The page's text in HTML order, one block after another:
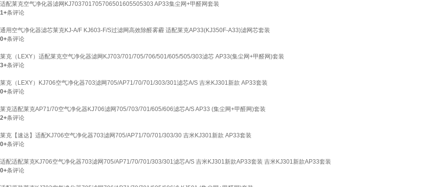
适配莱克空气净化器滤网KJ703701705706501605505303 AP33集尘网+甲醛网套装
1+条评论
通用空气净化器滤芯莱克KJ-A/F KJ603-F/S过滤网高效除醛雾霾 适配莱克AP33(KJ350F-A33)滤网芯套装
0+条评论
莱克（LEXY）适配莱克空气净化器滤网KJ703/701/705/706/501/605/505/303滤芯 AP33(集尘网+甲醛网)套装
3+条评论
莱克（LEXY）KJ706空气净化器703滤网705/AP71/70/701/303/301滤芯A/S 吉米KJ301新款 AP33套装
0+条评论
莱克适配莱克AP71/70空气净化器KJ706滤网705/703/701/605/606滤芯A/S AP33 (集尘网+甲醛网)套装
2+条评论
莱克【速达】适配KJ706空气净化器703滤网705/AP71/70/701/303/30 吉米KJ301新款 AP33套装
0+条评论
适配适配莱克KJ706空气净化器703滤网705/AP71/70/701/303/301滤芯A/S 吉米KJ301新款AP33套装 吉米KJ301新款AP33套装
0+条评论